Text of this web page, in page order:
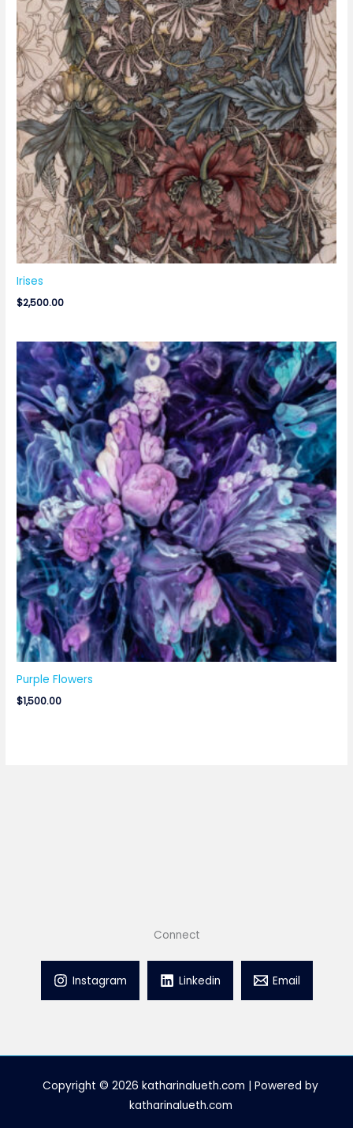
Irises
$2,500.00
Purple Flowers
$1,500.00
Connect
Instagram Linkedin Email
Copyright © 2026 katharinalueth.com | Powered by
katharinalueth.com